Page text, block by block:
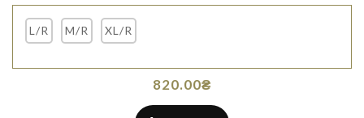
L/R M/R XL/R
820.00₴